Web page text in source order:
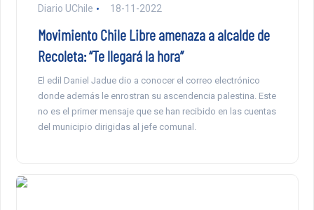
Diario UChile 18-11-2022
Movimiento Chile Libre amenaza a alcalde de
Recoleta: “Te llegará la hora”
El edil Daniel Jadue dio a conocer el correo electrónico
donde además le enrostran su ascendencia palestina. Este
no es el primer mensaje que se han recibido en las cuentas
del municipio dirigidas al jefe comunal.